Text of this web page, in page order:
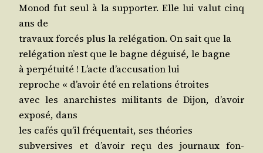
Monod fut seul à la sup­por­ter. Elle lui valut cinq
ans de
tra­vaux for­cés plus la relé­ga­tion. On sait que la
relé­ga­tion n’est que le bagne dégui­sé, le bagne
à per­pé­tui­té ! L’acte d’ac­cu­sa­tion lui
reproche « d’a­voir été en rela­tions étroites
avec les anar­chistes mili­tants de Dijon, d’a­voir
expo­sé, dans
les cafés qu’il fré­quen­tait, ses théories
sub­ver­sives et d’a­voir reçu des jour­naux fon­